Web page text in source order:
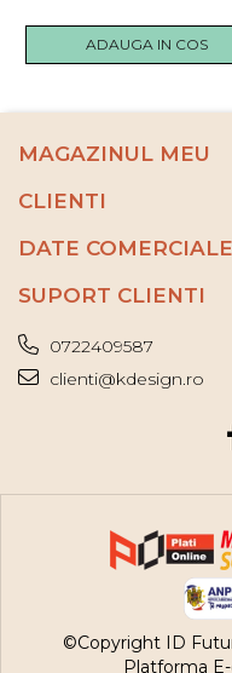
ADAUGA IN COS
MAGAZINUL MEU
CLIENTI
DATE COMERCIALE
SUPORT CLIENTI
0722409587
clienti@kdesign.ro
©Copyright ID
Platforma